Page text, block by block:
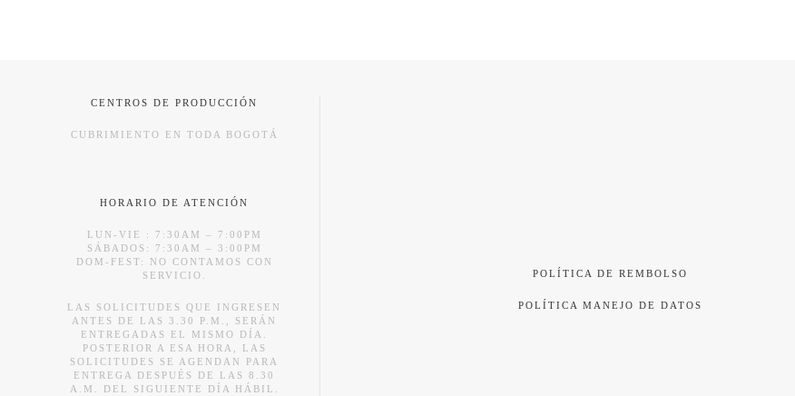
CENTROS DE PRODUCCIÓN
CUBRIMIENTO EN TODA BOGOTÁ
HORARIO DE ATENCIÓN
LUN-VIE : 7:30AM – 7:00PM
SÁBADOS: 7:30AM – 3:00PM
DOM-FEST: NO CONTAMOS CON
SERVICIO.
LAS SOLICITUDES QUE INGRESEN
ANTES DE LAS 3.30 P.M., SERÁN
ENTREGADAS EL MISMO DÍA.
POSTERIOR A ESA HORA, LAS
SOLICITUDES SE AGENDAN PARA
ENTREGA DESPUÉS DE LAS 8.30
A.M. DEL SIGUIENTE DÍA HÁBIL.
POLÍTICA DE REMBOLSO
POLÍTICA MANEJO DE DATOS